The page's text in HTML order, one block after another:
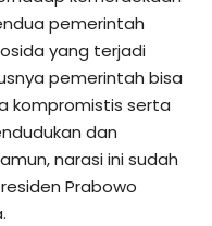
pemerintah
yang terjadi
pemerintah bisa
kompromistis serta
dan
narasi ini sudah
Prabowo